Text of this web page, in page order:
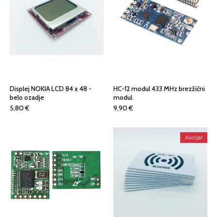
Displej NOKIA LCD 84 x 48 -
belo ozadje
5,80€
HC-12 modul 433 MHz brezžični
modul
9,90€
Akcija!